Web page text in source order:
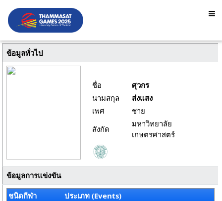
ข้อมูลทั่วไป
ชื่อ
ศุวกร
นามสกุล
ส่งแสง
เพศ
ชาย
สังกัด
มหาวิทยาลัย
เกษตรศาสตร์
ข้อมูลการแข่งขัน
ชนิดกีฬา
ประเภท (Events)